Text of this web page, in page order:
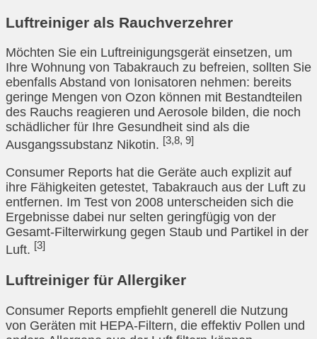
Luftreiniger als Rauchverzehrer
Möchten Sie ein Luftreinigungsgerät einsetzen, um
Ihre Wohnung von Tabakrauch zu befreien, sollten Sie
ebenfalls Abstand von Ionisatoren nehmen: bereits
geringe Mengen von Ozon können mit Bestandteilen
des Rauchs reagieren und Aerosole bilden, die noch
schädlicher für Ihre Gesundheit sind als die
Ausgangssubstanz Nikotin. [3,8, 9]
Consumer Reports hat die Geräte auch explizit auf
ihre Fähigkeiten getestet, Tabakrauch aus der Luft zu
entfernen. Im Test von 2008 unterscheiden sich die
Ergebnisse dabei nur selten geringfügig von der
Gesamt-Filterwirkung gegen Staub und Partikel in der
Luft. [3]
Luftreiniger für Allergiker
Consumer Reports empfiehlt generell die Nutzung
von Geräten mit HEPA-Filtern, die effektiv Pollen und